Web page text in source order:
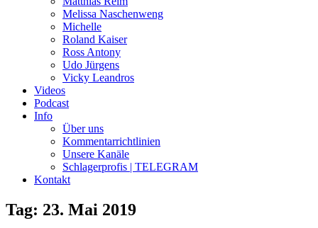
Melissa Naschenweng
Michelle
Roland Kaiser
Ross Antony
Udo Jürgens
Vicky Leandros
Videos
Podcast
Info
Über uns
Kommentarrichtlinien
Unsere Kanäle
Schlagerprofis | TELEGRAM
Kontakt
Tag: 23. Mai 2019